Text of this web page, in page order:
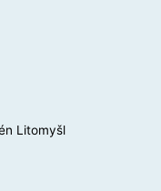
Litomyšl